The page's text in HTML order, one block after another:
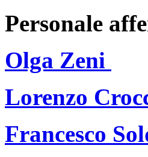
Personale
Olga Zeni
Lorenzo
Francesco